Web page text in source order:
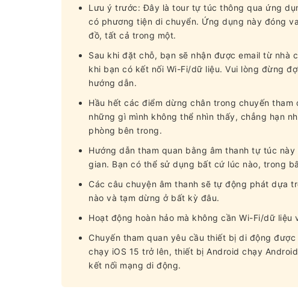
Lưu ý trước: Đây là tour tự túc thông qua ứng
có phương tiện di chuyển. Ứng dụng này đóng
đồ, tất cả trong một.
Sau khi đặt chỗ, bạn sẽ nhận được email từ
khi bạn có kết nối Wi-Fi/dữ liệu. Vui lòng đừng
hướng dẫn.
Hầu hết các điểm dừng chân trong chuyến
những gì mình không thể nhìn thấy, chẳng hạn
phòng bên trong.
Hướng dẫn tham quan bằng âm thanh tự túc
gian. Bạn có thể sử dụng bất cứ lúc nào, trong
Các câu chuyện âm thanh sẽ tự động phát dựa
nào và tạm dừng ở bất kỳ đâu.
Hoạt động hoàn hảo mà không cần Wi-Fi/dữ liệu
Chuyến tham quan yêu cầu thiết bị di động
chạy iOS 15 trở lên, thiết bị Android chạy
kết nối mạng di động.